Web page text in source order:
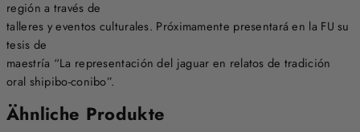
región a través de
talleres y eventos culturales. Próximamente presentará en la FU su
tesis de
maestría “La representación del jaguar en relatos de tradición
oral shipibo-conibo”.
Ähnliche Produkte